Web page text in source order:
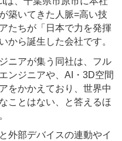
築いてきた人脈=高い技
たちが「日本で力を発揮
から誕生した会社です。
ニアが集う同社は、フル
ンジニアや、AI・3D空間
をかかえており、世界中
ことはない、と答えるほ
外部デバイスの連動やイ